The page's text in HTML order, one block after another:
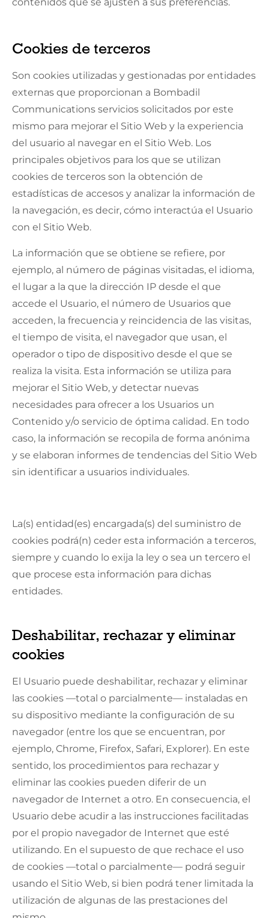
Cookies de terceros
Son cookies utilizadas y gestionadas por entidades
externas que proporcionan a Bombadil
Communications servicios solicitados por este
mismo para mejorar el Sitio Web y la experiencia
del usuario al navegar en el Sitio Web. Los
principales objetivos para los que se utilizan
cookies de terceros son la obtención de
estadísticas de accesos y analizar la información de
la navegación, es decir, cómo interactúa el Usuario
con el Sitio Web.
La información que se obtiene se refiere, por
ejemplo, al número de páginas visitadas, el idioma,
el lugar a la que la dirección IP desde el que
accede el Usuario, el número de Usuarios que
acceden, la frecuencia y reincidencia de las visitas,
el tiempo de visita, el navegador que usan, el
operador o tipo de dispositivo desde el que se
realiza la visita. Esta información se utiliza para
mejorar el Sitio Web, y detectar nuevas
necesidades para ofrecer a los Usuarios un
Contenido y/o servicio de óptima calidad. En todo
caso, la información se recopila de forma anónima
y se elaboran informes de tendencias del Sitio Web
sin identificar a usuarios individuales.
La(s) entidad(es) encargada(s) del suministro de
cookies podrá(n) ceder esta información a terceros,
siempre y cuando lo exija la ley o sea un tercero el
que procese esta información para dichas
entidades.
Deshabilitar, rechazar y eliminar
cookies
El Usuario puede deshabilitar, rechazar y eliminar
las cookies —total o parcialmente— instaladas en
su dispositivo mediante la configuración de su
navegador (entre los que se encuentran, por
ejemplo, Chrome, Firefox, Safari, Explorer). En este
sentido, los procedimientos para rechazar y
eliminar las cookies pueden diferir de un
navegador de Internet a otro. En consecuencia, el
Usuario debe acudir a las instrucciones facilitadas
por el propio navegador de Internet que esté
utilizando. En el supuesto de que rechace el uso
de cookies —total o parcialmente— podrá seguir
usando el Sitio Web, si bien podrá tener limitada la
utilización de algunas de las prestaciones del